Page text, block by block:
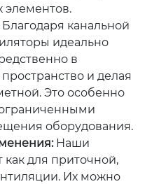
элементов.
Благодаря канальной
идеально
в
и делая
Это особенно
оборудования.
Наши
как для приточной,
Их можно